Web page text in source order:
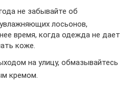
не забывайте об
лосьонов,
время, когда одежда не дает
коже.
на улицу, обмазывайтесь
кремом.